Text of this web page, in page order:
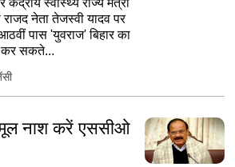
नेता तेजस्वी यादव पर
पास 'युवराज' बिहार का
कर सकते...
नाश करें एससीओ